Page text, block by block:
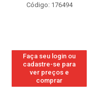
Código: 176494
Faça seu login ou
cadastre-se para
ver preços e
comprar